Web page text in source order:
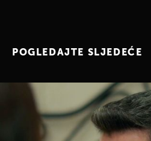
POGLEDAJTE SLJEDEĆE